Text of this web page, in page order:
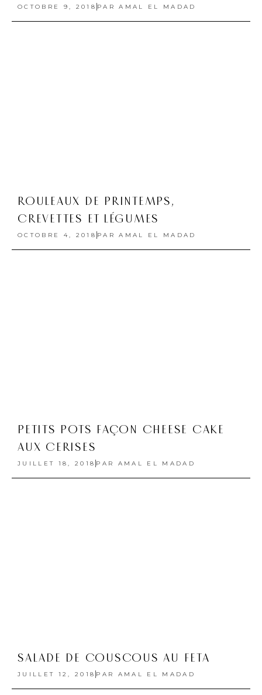
OCTOBRE 9, 2018 PAR AMAL EL MADAD
ROULEAUX DE PRINTEMPS,
CREVETTES ET LÉGUMES
OCTOBRE 4, 2018 PAR AMAL EL MADAD
PETITS POTS FAÇON CHEESE CAKE
AUX CERISES
JUILLET 18, 2018 PAR AMAL EL MADAD
SALADE DE COUSCOUS AU FETA
JUILLET 12, 2018 PAR AMAL EL MADAD